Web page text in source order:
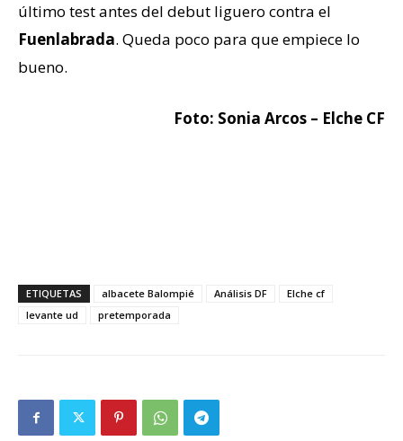
último test antes del debut liguero contra el
Fuenlabrada. Queda poco para que empiece lo
bueno.
Foto: Sonia Arcos – Elche CF
ETIQUETAS albacete Balompié Análisis DF
Elche cf
levante ud
pretemporada